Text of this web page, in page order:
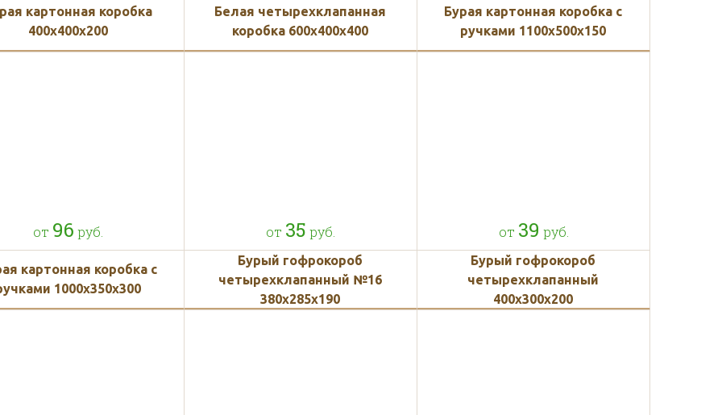
картонная коробка
400x400x200
Белая четырехклапанная
коробка 600x400x400
Бурая картонная коробка с
ручками 1100x500x150
от 96 руб.
картонная коробка с
1000x350x300
от 35 руб.
Бурый гофрокороб
четырехклапанный №16
380х285х190
от 39 руб.
Бурый гофрокороб
четырехклапанный
400х300х200